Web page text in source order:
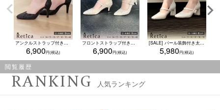
アンクルストラップ付きスパンコールフラワー刺繍ハイヒールセパレートパンプス (ブラック)
6,900
フロントストラップ付きローヒールフラワーホワイトレースラメパンプス(ピンクベージュ)
6,900
[SALE] パール装飾付き太ヒールストラップパンプス(オフホワイト)
5,980
閲覧履歴
RANKING 人気ランキング